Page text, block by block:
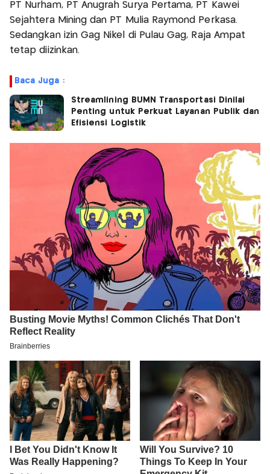
PT Nurham, PT Anugrah Surya Pertama, PT Kawei
Sejahtera Mining dan PT Mulia Raymond Perkasa.
Sedangkan izin Gag Nikel di Pulau Gag, Raja Ampat
tetap diizinkan.
Baca Juga :
Streamlining BUMN Transportasi Dinilai
Penting untuk Perkuat Layanan Publik dan
Efisiensi Logistik